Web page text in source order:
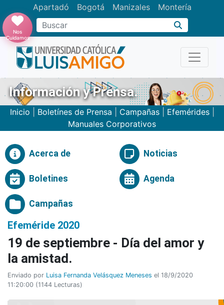
Apartadó Bogotá Manizales Montería
Buscar
Nos
Cuidamos
Información y Prensa.
Inicio Boletínes de Prensa Campañas| Efemérides|
Manuales Corporativos
Acerca de Noticias
Boletines Agenda
Campañas
Efeméride 2020
19 de septiembre - Día del amor y
la amistad.
Enviado por Luisa Fernanda Velásquez Meneses el 18/9/2020
11:20:00 (1144 Lecturas)